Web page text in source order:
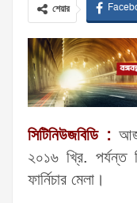
শেয়ার
সিটিনিউজবিডি :
২০১৬ খ্রি. পর্যন্ত
ফার্নিচার মেলা।